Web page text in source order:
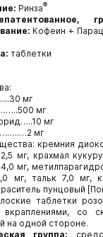
Ринза®
Кофеин +
таблетки
мг
мг
мг
мг
кремния
мг, крахмал
мг,
мг, тальк 7,0 мг,
пунцовый
таблетки
со
на одной стороне.
группа: